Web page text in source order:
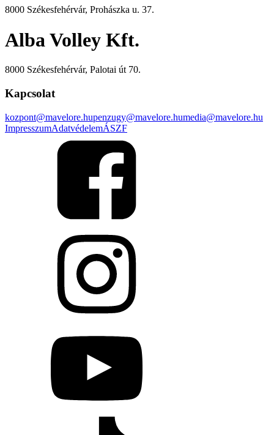
8000 Székesfehérvár, Prohászka u. 37.
Alba Volley Kft.
8000 Székesfehérvár, Palotai út 70.
Kapcsolat
kozpont@mavelore.hupenzugy@mavelore.humedia@mavelore.hu
ImpresszumAdatvédelemÁSZF